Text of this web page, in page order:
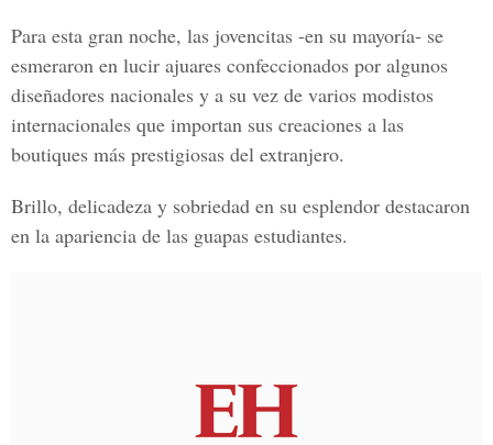
Para esta gran noche, las jovencitas -en su mayoría- se
esmeraron en lucir ajuares confeccionados por algunos
diseñadores nacionales y a su vez de varios modistos
internacionales que importan sus creaciones a las
boutiques más prestigiosas del extranjero.
Brillo, delicadeza y sobriedad en su esplendor destacaron
en la apariencia de las guapas estudiantes.